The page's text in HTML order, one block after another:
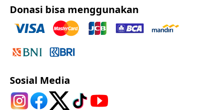
Donasi bisa menggunakan
Sosial Media